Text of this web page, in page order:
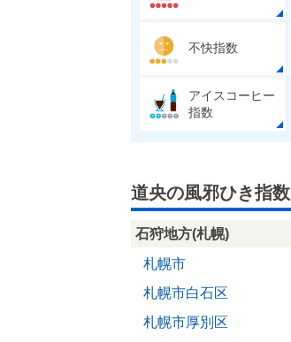
不快指数
アイスコーヒー
指数
道央の風邪ひき指数
石狩地方(札幌)
札幌市
札幌市白石区
札幌市厚別区